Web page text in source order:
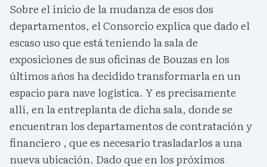
Sobre el inicio de la mudanza de esos dos
departamentos, el Consorcio explica que dado el
escaso uso que está teniendo la sala de
exposiciones de sus oficinas de Bouzas en los
últimos años ha decidido transformarla en un
espacio para nave logística. Y es precisamente
allí, en la entreplanta de dicha sala, donde se
encuentran los departamentos de contratación y
financiero , que es necesario trasladarlos a una
nueva ubicación. Dado que en los próximos